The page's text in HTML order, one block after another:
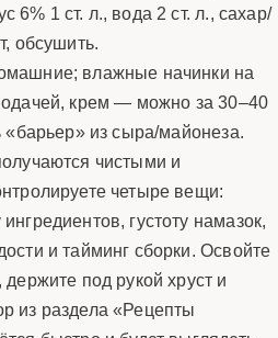
6% 1 ст. л., вода 2 ст. л., сахар/
обсушить.
влажные начинки на
крем — можно за 30–40
«барьер» из сыра/майонеза.
чистыми и
четыре вещи:
густоту намазок,
и тайминг сборки. Освойте
под рукой хруст и
из раздела «Рецепты